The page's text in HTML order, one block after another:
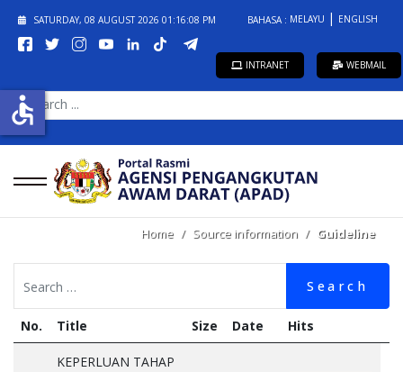
SATURDAY, 08 AUGUST 2026 01:16:08 PM BAHASA : MELAYU ENGLISH
INTRANET WEBMAIL
SEARCH
...
Home Source information Guideline
Search
No. Title Size Date Hits
KEPERLUAN TAHAP
accessible